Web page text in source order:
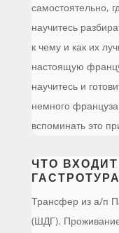
самостоятельно,
научитесь
к чему и как их
настоящую
научитесь и
немного
вспоминать это
ЧТО
Трансфер из а/п
(ШДГ).